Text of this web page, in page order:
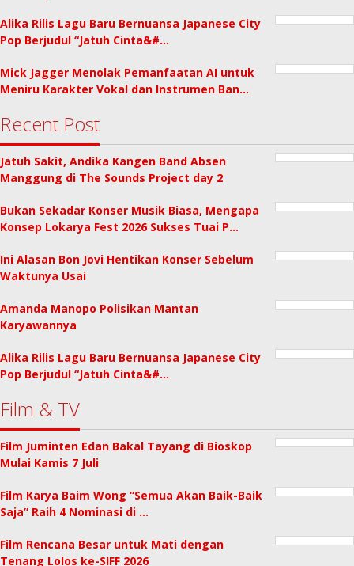
Alika Rilis Lagu Baru Bernuansa Japanese City
Pop Berjudul “Jatuh Cinta&#…
Mick Jagger Menolak Pemanfaatan AI untuk
Meniru Karakter Vokal dan Instrumen Ban…
Recent Post
Jatuh Sakit, Andika Kangen Band Absen
Manggung di The Sounds Project day 2
Bukan Sekadar Konser Musik Biasa, Mengapa
Konsep Lokarya Fest 2026 Sukses Tuai P…
Ini Alasan Bon Jovi Hentikan Konser Sebelum
Waktunya Usai
Amanda Manopo Polisikan Mantan
Karyawannya
Alika Rilis Lagu Baru Bernuansa Japanese City
Pop Berjudul “Jatuh Cinta&#…
Film & TV
Film Juminten Edan Bakal Tayang di Bioskop
Mulai Kamis 7 Juli
Film Karya Baim Wong “Semua Akan Baik-Baik
Saja” Raih 4 Nominasi di …
Film Rencana Besar untuk Mati dengan
Tenang Lolos ke-SIFF 2026